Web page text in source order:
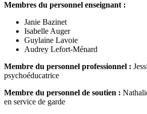
Membres du personnel enseignant :
Janie Bazinet
Isabelle Auger
Guylaine Lavoie
Audrey Lefort-Ménard
Membre du personnel professionnel :
psychoéducatrice
Membre du personnel de soutien :
en service de garde